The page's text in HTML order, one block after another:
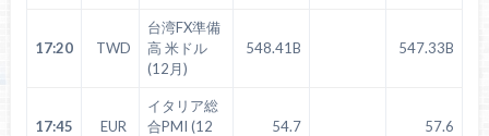
17:20 TWD
台湾FX準備
高 米ドル
(12月)
548.41B 547.33B
17:45 EUR
イタリア総
合PMI (12
54.7 57.6